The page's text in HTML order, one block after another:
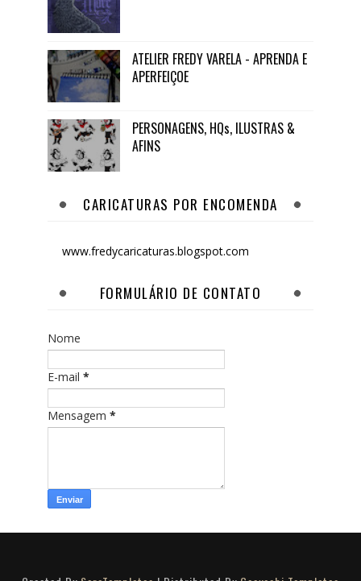
ATELIER FREDY VARELA - APRENDA E
APERFEIÇOE
PERSONAGENS, HQs, ILUSTRAS &
AFINS
CARICATURAS POR ENCOMENDA
www.fredycaricaturas.blogspot.com
FORMULÁRIO DE CONTATO
Nome
E-mail *
Mensagem *